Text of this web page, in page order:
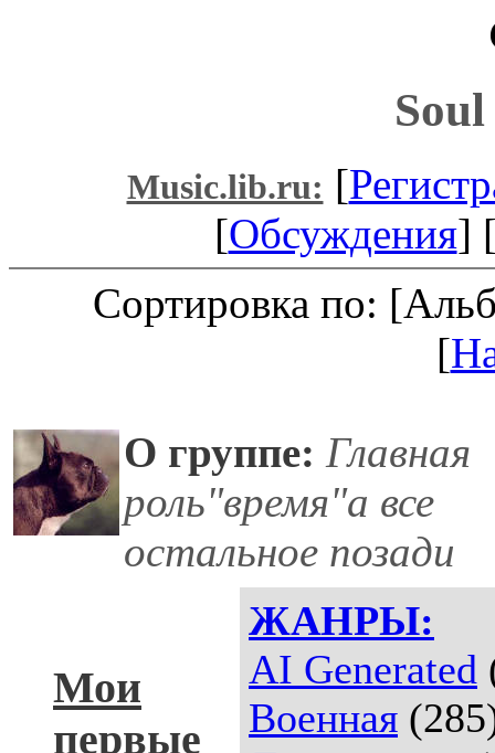
Music.lib.ru: [
[Обсуждения]
Сортировка по:
[
О группе: Главная
роль"время"а все
остальное позади
ЖАНРЫ:
AI Generated
Военная
Мои
первые